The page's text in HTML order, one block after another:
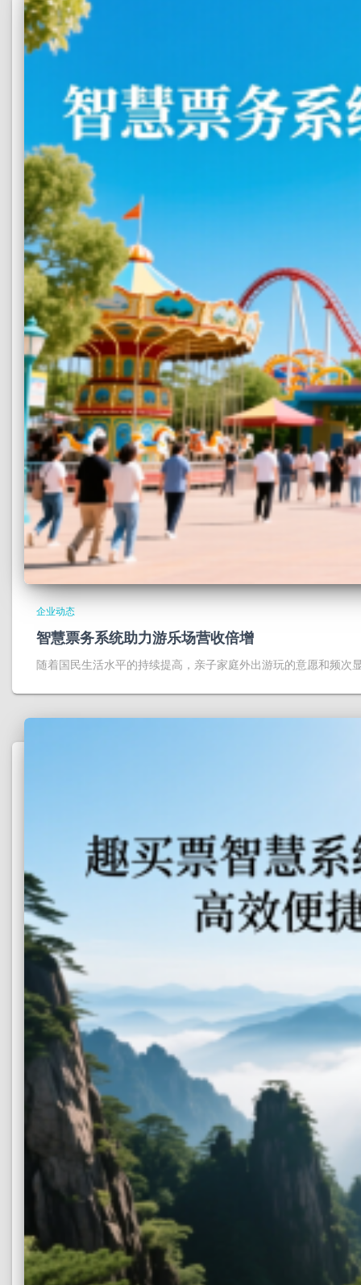
企业动态
智慧票务系统助力游乐场营收倍增
随着国民生活水平的持续提高，亲子家庭外出游玩的意愿和频次